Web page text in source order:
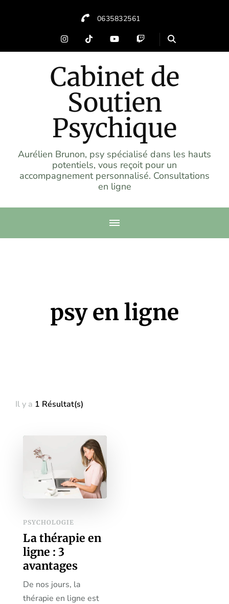
0635832561
Cabinet de
Soutien
Psychique
Aurélien Brunon, psy spécialisé dans les hauts
potentiels, vous reçoit pour un
accompagnement personnalisé. Consultations
en ligne
psy en ligne
Il y a 1 Résultat(s)
PSYCHOLOGIE
La thérapie en
ligne : 3
avantages
De nos jours, la
thérapie en ligne est